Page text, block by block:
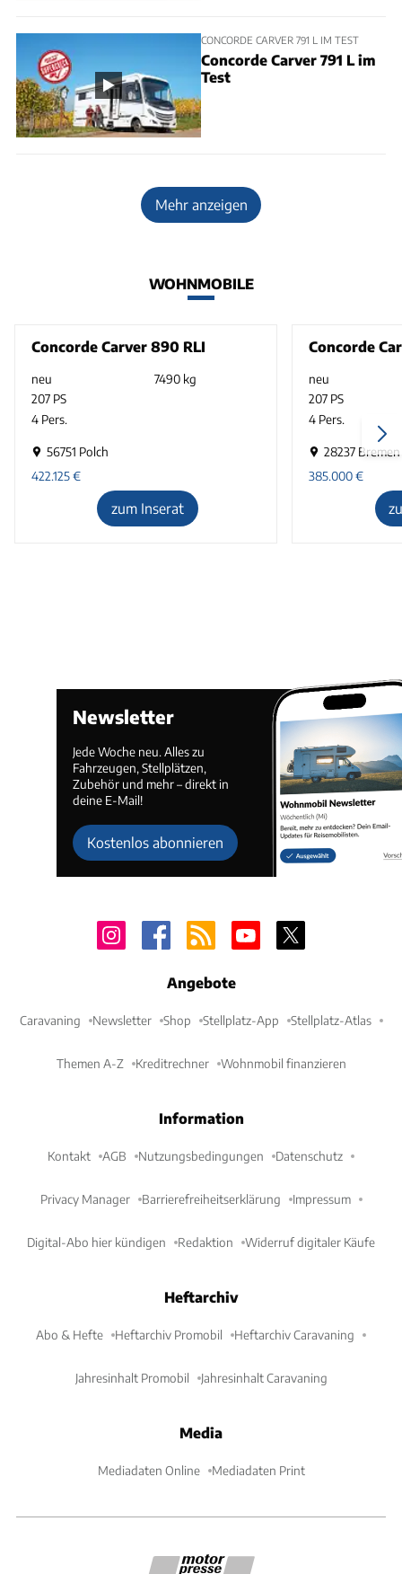
CONCORDE CARVER 791 L IM TEST
Concorde Carver 791 L im
Test
Mehr anzeigen
WOHNMOBILE
Concorde Carver 890 RLI
neu
7490 kg
207 PS
4 Pers.
56751 Polch
422.125€
zum Inserat
Concorde
neu
207 PS
4 Pers.
28237 Bremen
385.000€
Newsletter
Jede Woche neu. Alles zu
Fahrzeugen, Stellplätzen,
Zubehör und mehr – direkt in
deine E-Mail!
Kostenlos abonnieren
Angebote
Caravaning Newsletter Shop Stellplatz-App Stellplatz-Atlas
Themen A-Z Kreditrechner Wohnmobil finanzieren
Information
Kontakt AGB Nutzungsbedingungen Datenschutz
Privacy Manager Barrierefreiheitserklärung Impressum
Digital-Abo hier kündigen Redaktion Widerruf digitaler Käufe
Heftarchiv
Abo & Hefte Heftarchiv Promobil Heftarchiv Caravaning
Jahresinhalt Promobil Jahresinhalt Caravaning
Media
Mediadaten Online Mediadaten Print